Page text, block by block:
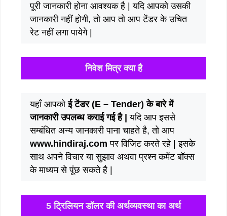
पूरी जानकारी होना आवश्यक है | यदि आपको उसकी
जानकारी नहीं होगी, तो आप तो आप टेंडर के उचित
रेट नहीं लगा पायेगे |
निवेश मित्र क्या है
यहाँ आपकोई टेंडर (E – Tender) के बारे में
जानकारी उपलब्ध कराई गई है | यदि आप इससे
सम्बंधित अन्य जानकारी पाना चाहते है, तो आप
www.hindiraj.com पर विजिट करते रहे | इसके
साथ अपने विचार या सुझाव अथवा प्रश्न कमेंट बॉक्स
के माध्यम से पूंछ सकते है |
5 ट्रिलियन डॉलर की अर्थव्यवस्था का अर्थ